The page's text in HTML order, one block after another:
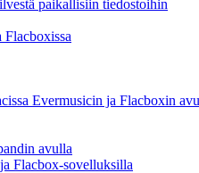
paikallisiin tiedostoihin
Evermusicin ja Flacboxin
avulla
Flacbox-sovelluksilla